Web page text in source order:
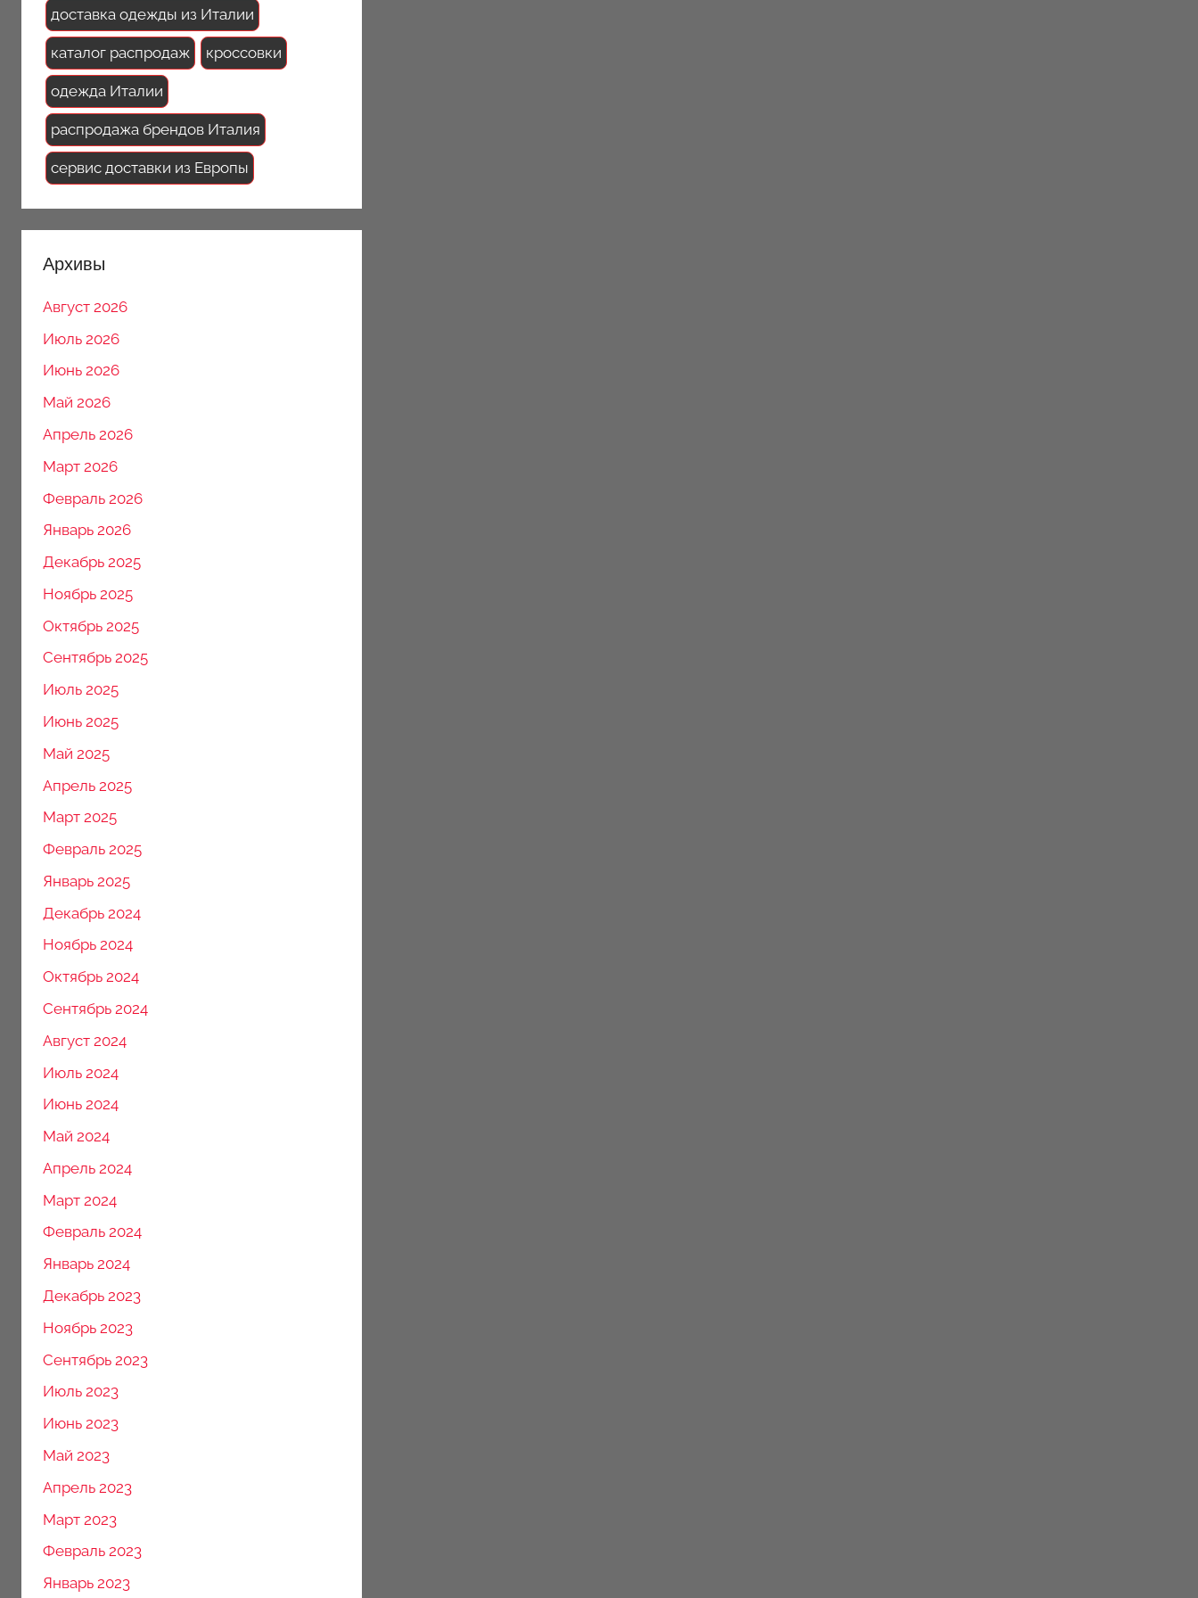
доставка одежды из Италии
каталог распродаж кроссовки
одежда Италии
распродажа брендов Италия
сервис доставки из Европы
Архивы
Август 2026
Июль 2026
Июнь 2026
Май 2026
Апрель 2026
Март 2026
Февраль 2026
Январь 2026
Декабрь 2025
Ноябрь 2025
Октябрь 2025
Сентябрь 2025
Июль 2025
Июнь 2025
Май 2025
Апрель 2025
Март 2025
Февраль 2025
Январь 2025
Декабрь 2024
Ноябрь 2024
Октябрь 2024
Сентябрь 2024
Август 2024
Июль 2024
Июнь 2024
Май 2024
Апрель 2024
Март 2024
Февраль 2024
Январь 2024
Декабрь 2023
Ноябрь 2023
Сентябрь 2023
Июль 2023
Июнь 2023
Май 2023
Апрель 2023
Март 2023
Февраль 2023
Январь 2023